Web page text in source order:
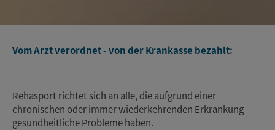
Vom Arzt verordnet - von der Krankasse bezahlt:
Rehasport richtet sich an alle, die aufgrund einer
chronischen oder immer wiederkehrenden Erkrankung
gesundheitliche Probleme haben.